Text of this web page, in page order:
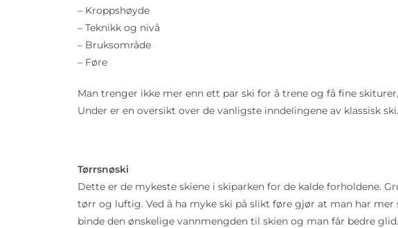
– Kroppshøyde
– Teknikk og nivå
– Bruksområde
– Føre
Man trenger ikke mer enn ett par ski for å trene og få fine
Under er en oversikt over de vanligste inndelingene av klassisk ski.
Tørrsnøski
Dette er de mykeste skiene i skiparken for de kalde forholdene.
tørr og luftig. Ved å ha myke ski på slikt føre gjør at man har
binde den ønskelige vannmengden til skien og man får bedre